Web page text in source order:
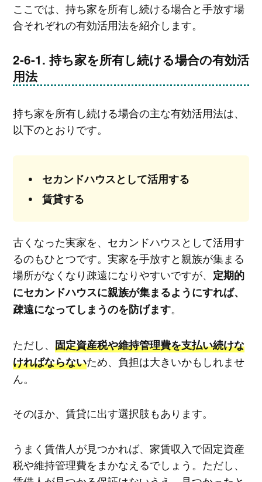
ここでは、持ち家を所有し続ける場合と手放す場
合それぞれの有効活用法を紹介します。
持ち家を所有し続ける場合の有効活
用法
持ち家を所有し続ける場合の主な有効活用法は、
以下のとおりです。
セカンドハウスとして活用する
賃貸する
古くなった実家を、セカンドハウスとして活用す
るのもひとつです。実家を手放すと親族が集まる
場所がなくなり疎遠になりやすいですが、 定期的
にセカンドハウスに親族が集まるようにすれば、
疎遠になってしまうのを防げます。
ただし、 固定資産税や維持管理費を支払い続けな
ければならないため、負担は大きいかもしれませ
ん。
そのほか、賃貸に出す選択肢もあります。
うまく賃借人が見つかれば、家賃収入で固定資産
税や維持管理費をまかなえるでしょう。ただし、